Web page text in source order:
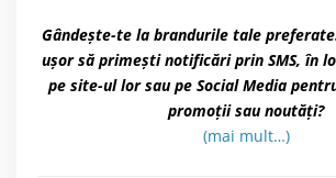
Gândește-te la brandurile tale
ușor să primești notificări prin SMS, în
pe site-ul lor sau pe Social Media
promoții sau noutăți?
(mai mult…)